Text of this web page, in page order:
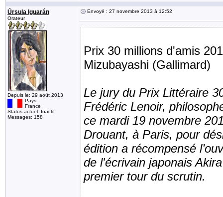
Úrsula Iguarán
Orateur
Depuis le: 29 août 2013
Pays:
France
Status actuel: Inactif
Messages: 158
Envoyé : 27 novembre 2013 à 12:52
Prix 30 millions d'amis
Mizubayashi (Gallimard)
Le jury du Prix Littéraire
Frédéric Lenoir,
ce mardi 19 novembre
Drouant, à Paris, pour
édition a récompensé
de l'écrivain japonais
premier tour du scrutin.